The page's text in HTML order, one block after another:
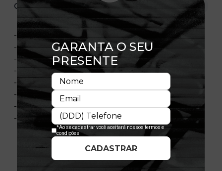
CARACTERÍSTICAS
- Modelo Ajustável
- Aba curva
- Copa frontal estruturada
- Painel frontal único
- Flag bordada no lado esquerdo
- Importado
- Licença Oficial
- Composição:100% Poliéster